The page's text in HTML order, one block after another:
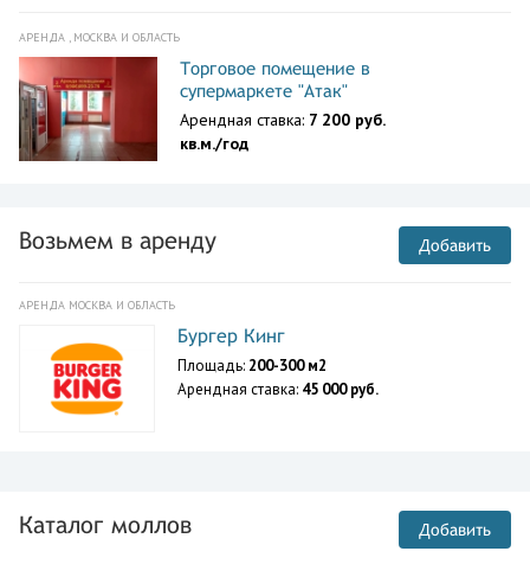
АРЕНДА , МОСКВА И ОБЛАСТЬ
Торговое помещение в
супермаркете "Атак"
Арендная ставка: 7 200 руб.
кв.м./год
Возьмем в аренду Добавить
АРЕНДА МОСКВА И ОБЛАСТЬ
Бургер Кинг
Площадь: 200-300 м2
Арендная ставка: 45 000 руб.
Каталог моллов Добавить